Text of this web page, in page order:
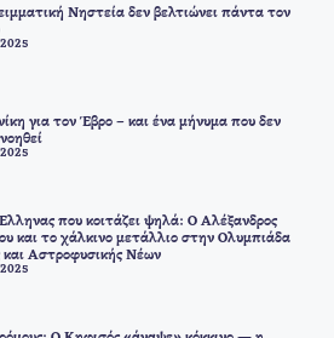
Νηστεία δεν βελτιώνει πάντα τον
2025
για τον Έβρο – και ένα μήνυμα που δεν
2025
που κοιτάζει ψηλά: Ο Αλέξανδρος
και το χάλκινο μετάλλιο στην Ολυμπιάδα
και Αστροφυσικής Νέων
2025